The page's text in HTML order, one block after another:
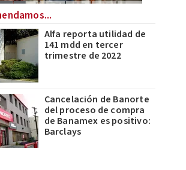
Alfa reporta utilidad de
141 mdd en tercer
trimestre de 2022
Cancelación de Banorte
del proceso de compra
de Banamex es positivo:
Barclays